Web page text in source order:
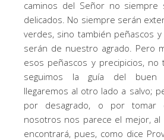
caminos del Señor no siempre
delicados. No siempre serán
verdes, sino también peñascos
serán de nuestro agrado. Pero
esos peñascos y precipicios, no
seguimos la guía del buen
llegaremos al otro lado a salvo;
por desagrado, o por tomar
nosotros nos parece el mejor,
encontrará, pues, como dice